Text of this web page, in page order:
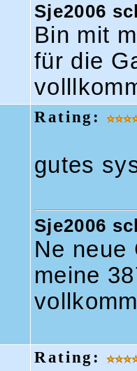
Sje2006
Bin mit
für die
Rating:
gutes
Sje2006
Ne neue
meine
Rating: